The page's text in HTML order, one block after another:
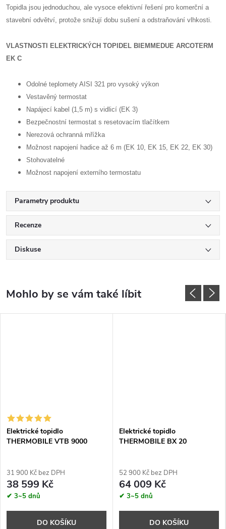
Topidla jsou jednoduchou, ale vysoce efektivní řešení pro komerční a
stavební odvětví, protože snižují dobu sušení a odstraňování vlhkosti.
VLASTNOSTI ELEKTRICKÝCH TOPIDEL BIEMMEDUE ARCOTERM
EK C
Odolné teplomety AISI 321 pro vysoký výkon
Vestavěný termostat
Napájecí kabel (1,5 m) s vidlicí (EK 3)
Bezpečnostní termostat s resetovacím tlačítkem
Nerezová ochranná mřížka
Možnost napojení hadice až 6 m (EK 10, EK 15, EK 22, EK 30)
Stohovatelné
Možnost napojení externího termostatu
Parametry produktu
Recenze
Diskuse
Elektrické topidlo
THERMOBILE VTB 9000
31 900 Kč bez DPH
38 599 Kč
✔ 3~5 dnů
DO KOŠÍKU
Elektrické topidlo
THERMOBILE BX 20
52 900 Kč bez DPH
64 009 Kč
✔ 3~5 dnů
DO KOŠÍKU